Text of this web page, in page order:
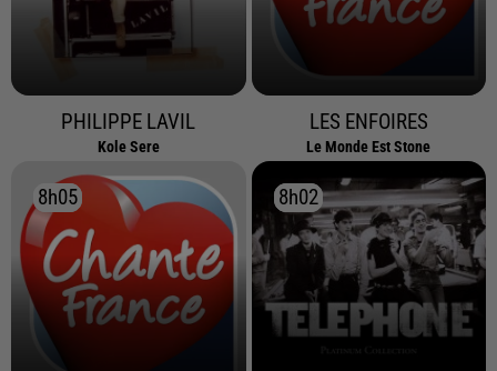
PHILIPPE LAVIL
Kole Sere
LES ENFOIRES
Le Monde Est Stone
8h05
8h05 8h02
8h02